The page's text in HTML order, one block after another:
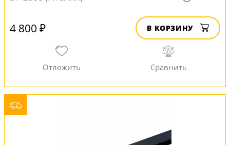
4 800 ₽ В КОРЗИНУ